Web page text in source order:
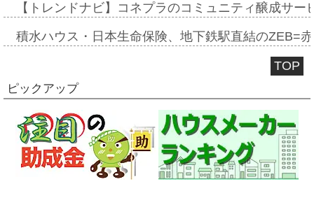
【トレンドナビ】コネプラのコミュニティ醸成サ
積水ハウス・日本生命保険、地下鉄駅直結のZEB=
TOP
ピックアップ